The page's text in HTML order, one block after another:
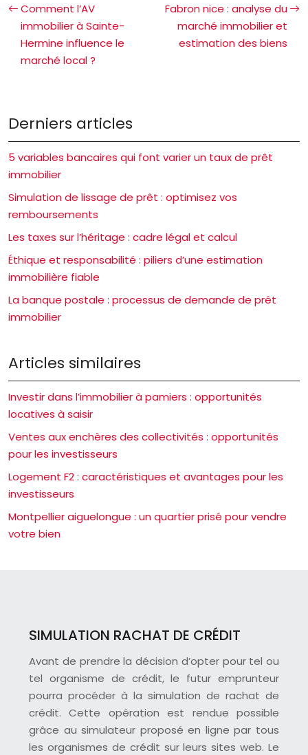
Comment l’AV
immobilier à Sainte-
Hermine influence le
marché local ?
Fabron nice : analyse du
marché immobilier et
estimation des biens
Derniers articles
5 variables bancaires qui font varier un taux de prêt
immobilier
Simulation de lissage de prêt : optimisez vos
remboursements
Les taxes sur l’héritage : cadre légal et calcul
Éthique et responsabilité : piliers d’une estimation
immobilière fiable
La banque postale : processus de demande de prêt
immobilier
Articles similaires
Investir dans l’immobilier à pamiers : opportunités
locatives à saisir
Ventes aux enchères des collectivités : opportunités
pour les investisseurs
Logement F2 : caractéristiques et avantages pour les
investisseurs
Montpellier aiguelongue : un quartier prisé pour vendre
votre bien
SIMULATION RACHAT DE CRÉDIT
Avant de prendre la décision d’opter pour tel ou
tel organisme de crédit, le futur emprunteur
pourra procéder à la simulation de rachat de
crédit. Cette opération est rendue possible
grâce au simulateur proposé en ligne par tous
les organismes de crédit sur leurs sites web. Le